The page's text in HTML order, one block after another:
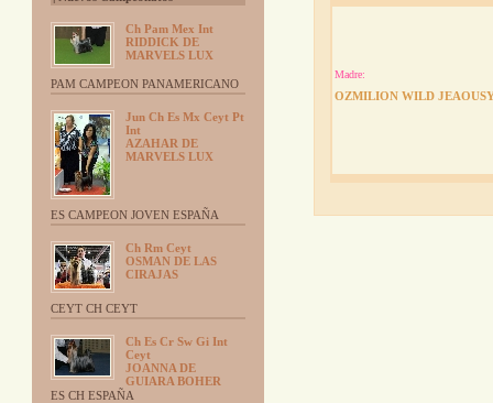
Ch Pam Mex Int
RIDDICK DE
MARVELS LUX
PAM CAMPEON PANAMERICANO
Jun Ch Es Mx Ceyt Pt
Int
AZAHAR DE
MARVELS LUX
ES CAMPEON JOVEN ESPAÑA
Ch Rm Ceyt
OSMAN DE LAS
CIRAJAS
CEYT CH CEYT
Ch Es Cr Sw Gi Int
Ceyt
JOANNA DE
GUIARA BOHER
ES CH ESPAÑA
Madre:
OZMILION WILD